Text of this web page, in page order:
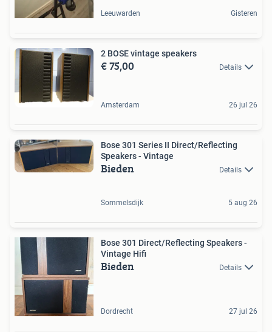
Leeuwarden Gisteren
2 BOSE vintage speakers
€ 75,00 Details
Amsterdam 26 jul 26
Bose 301 Series II Direct/Reflecting
Speakers - Vintage
Bieden Details
Sommelsdijk 5 aug 26
Bose 301 Direct/Reflecting Speakers -
Vintage Hifi
Bieden Details
Dordrecht 27 jul 26